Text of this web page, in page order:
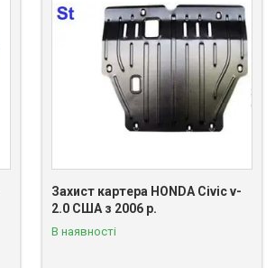
Захист картера HONDA Civic v-
2.0 США з 2006 р.
В наявності